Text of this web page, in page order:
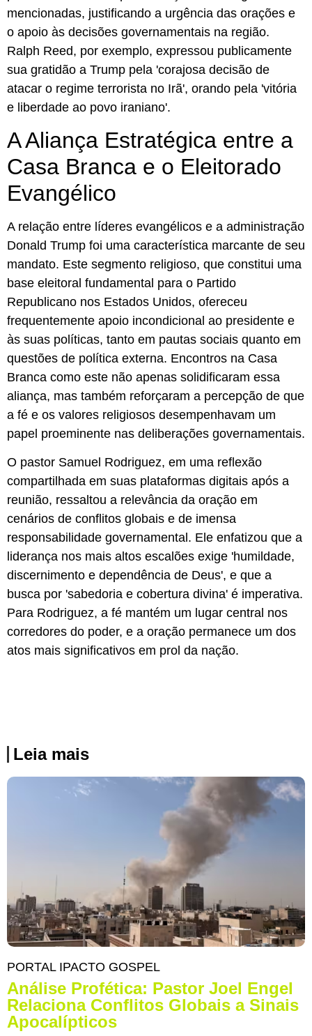
mencionadas, justificando a urgência das orações e
o apoio às decisões governamentais na região.
Ralph Reed, por exemplo, expressou publicamente
sua gratidão a Trump pela 'corajosa decisão de
atacar o regime terrorista no Irã', orando pela 'vitória
e liberdade ao povo iraniano'.
A Aliança Estratégica entre a
Casa Branca e o Eleitorado
Evangélico
A relação entre líderes evangélicos e a administração
Donald Trump foi uma característica marcante de seu
mandato. Este segmento religioso, que constitui uma
base eleitoral fundamental para o Partido
Republicano nos Estados Unidos, ofereceu
frequentemente apoio incondicional ao presidente e
às suas políticas, tanto em pautas sociais quanto em
questões de política externa. Encontros na Casa
Branca como este não apenas solidificaram essa
aliança, mas também reforçaram a percepção de que
a fé e os valores religiosos desempenhavam um
papel proeminente nas deliberações governamentais.
O pastor Samuel Rodriguez, em uma reflexão
compartilhada em suas plataformas digitais após a
reunião, ressaltou a relevância da oração em
cenários de conflitos globais e de imensa
responsabilidade governamental. Ele enfatizou que a
liderança nos mais altos escalões exige 'humildade,
discernimento e dependência de Deus', e que a
busca por 'sabedoria e cobertura divina' é imperativa.
Para Rodriguez, a fé mantém um lugar central nos
corredores do poder, e a oração permanece um dos
atos mais significativos em prol da nação.
Leia mais
PORTAL IPACTO GOSPEL
Análise Profética: Pastor Joel Engel
Relaciona Conflitos Globais a Sinais
Apocalípticos